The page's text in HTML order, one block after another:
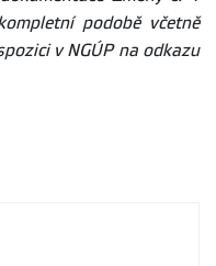
podobě včetně
v NGÚP na odkazu